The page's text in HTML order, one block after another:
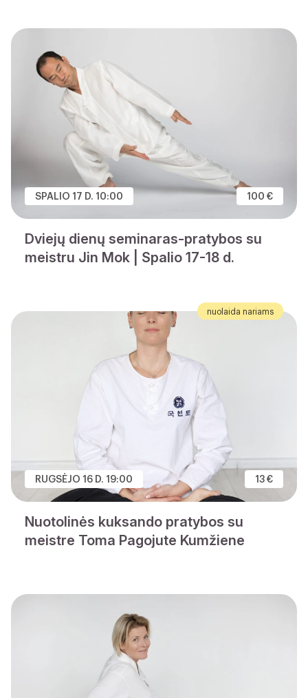
SPALIO 17 D. 10:00 100 €
Dviejų dienų seminaras-pratybos su
meistru Jin Mok | Spalio 17-18 d.
nuolaida nariams
RUGSĖJO 16 D. 19:00 13 €
Nuotolinės kuksando pratybos su
meistre Toma Pagojute Kumžiene